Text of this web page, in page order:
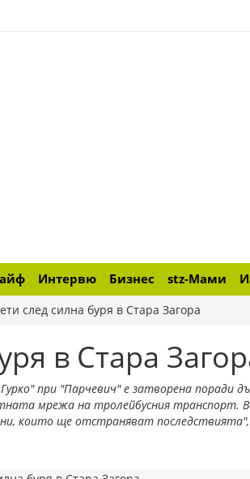
Интервю Бизнес stz-Мами
след силна буря в Стара Загора
в Стара
при "Парчевич" е затворена поради
мрежа на тролейбусния транспорт.
които ще отстраняват последствията",